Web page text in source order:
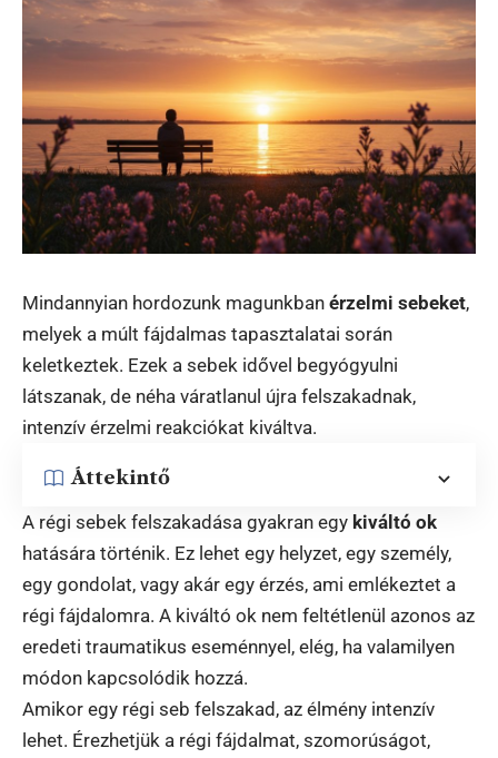
Mindannyian hordozunk magunkban érzelmi sebeket,
melyek a múlt fájdalmas tapasztalatai során
keletkeztek. Ezek a sebek idővel begyógyulni
látszanak, de néha váratlanul újra felszakadnak,
intenzív érzelmi reakciókat kiváltva.
Áttekintő
A régi sebek felszakadása gyakran egy kiváltó ok
hatására történik. Ez lehet egy helyzet, egy személy,
egy gondolat, vagy akár egy érzés, ami emlékeztet a
régi fájdalomra. A kiváltó ok nem feltétlenül azonos az
eredeti traumatikus eseménnyel, elég, ha valamilyen
módon kapcsolódik hozzá.
Amikor egy régi seb felszakad, az élmény intenzív
lehet. Érezhetjük a régi fájdalmat, szomorúságot,